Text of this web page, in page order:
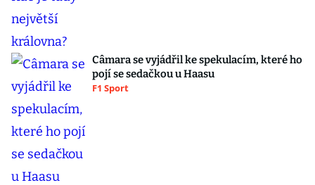
Câmara se vyjádřil ke spekulacím, které ho
pojí se sedačkou u Haasu
F1 Sport